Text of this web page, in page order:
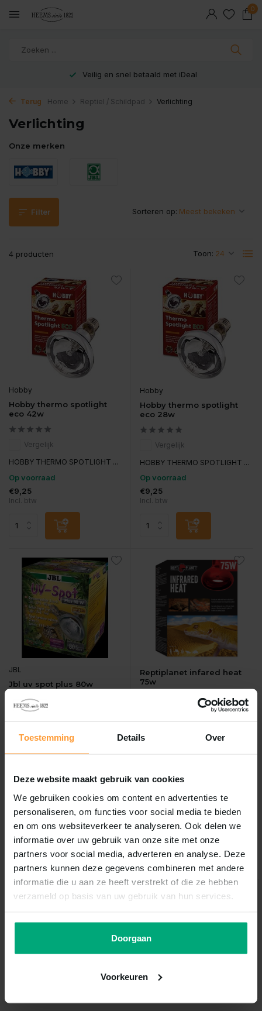
Toestemming Details Over
Deze website maakt gebruik van cookies
We gebruiken cookies om content en advertenties te
personaliseren, om functies voor social media te bieden
en om ons websiteverkeer te analyseren. Ook delen we
informatie over uw gebruik van onze site met onze
partners voor social media, adverteren en analyse. Deze
partners kunnen deze gegevens combineren met andere
informatie die u aan ze heeft verstrekt of die ze hebben
verzameld op basis van uw gebruik van hun services.
Doorgaan
Voorkeuren
0
Veilig en snel betaald met iDeal
Terug Home Reptiel / Schildpad Verlichting
Verlichting
Onze merken
Filter
4 producten Toon:
Sorteren op:
Hobby
Hobby thermo spotlight
eco 42w
Vergelijk
HOBBY THERMO SPOTLIGHT ...
Op voorraad
€9,25
Incl. btw
Hobby
Hobby thermo spotlight
eco 28w
Vergelijk
HOBBY THERMO SPOTLIGHT ...
Op voorraad
€9,25
Incl. btw
JBL
Jbl uv spot plus 80w
Vergelijk
Reptiplanet infared heat
75w
Overige categorieën in Reptiel / Schildpad